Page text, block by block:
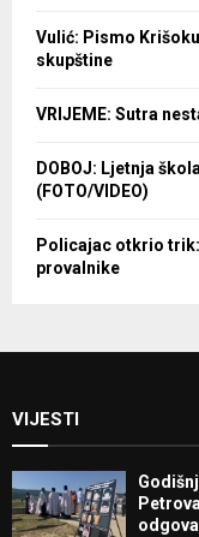
Vulić: Pismo
skupštine
VRIJEME: Sutra
DOBOJ: Ljetnja
(FOTO/VIDEO)
Policajac otkrio
provalnike
VIJESTI